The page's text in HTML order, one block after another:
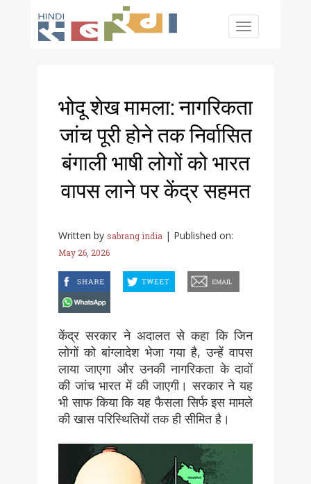
Toggle
भोदू शेख मामला: नागरिकता
जांच पूरी होने तक निर्वासित
बंगाली भाषी लोगों को भारत
वापस लाने पर केंद्र सहमत
Written by sabrang india | Published on:
May 26, 2026
केंद्र सरकार ने अदालत से कहा कि जिन
लोगों को बांग्लादेश भेजा गया है, उन्हें वापस
लाया जाएगा और उनकी नागरिकता के दावों
की जांच भारत में की जाएगी। सरकार ने यह
भी साफ किया कि यह फैसला सिर्फ इस मामले
की खास परिस्थितियों तक ही सीमित है।